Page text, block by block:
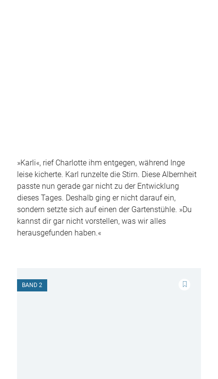
»Karli«, rief Charlotte ihm entgegen, während Inge
leise kicherte. Karl runzelte die Stirn. Diese Albernheit
passte nun gerade gar nicht zu der Entwicklung
dieses Tages. Deshalb ging er nicht darauf ein,
sondern setzte sich auf einen der Gartenstühle. »Du
kannst dir gar nicht vorstellen, was wir alles
herausgefunden haben.«
BAND 2